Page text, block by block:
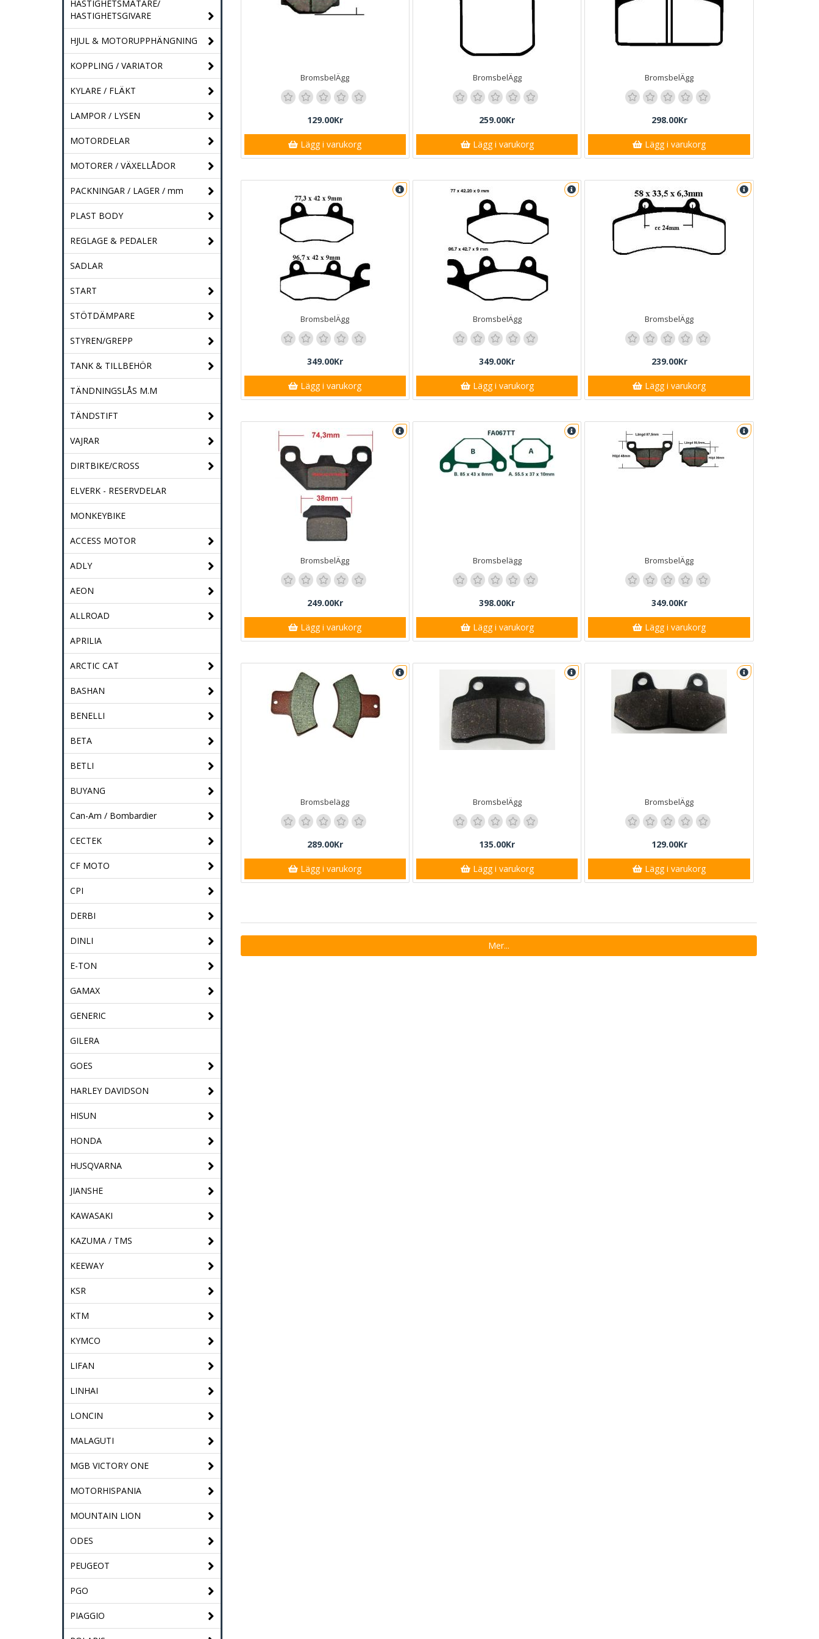
HASTIGHETSMÄTARE/
HASTIGHETSGIVARE
HJUL & MOTORUPPHÄNGNING
KOPPLING / VARIATOR
KYLARE / FLÄKT
LAMPOR / LYSEN
MOTORDELAR
MOTORER / VÄXELLÅDOR
PACKNINGAR / LAGER / mm
PLAST BODY
REGLAGE & PEDALER
SADLAR
START
STÖTDÄMPARE
STYREN/GREPP
TANK & TILLBEHÖR
TÄNDNINGSLÅS M.M
TÄNDSTIFT
VAJRAR
DIRTBIKE/CROSS
ELVERK - RESERVDELAR
MONKEYBIKE
ACCESS MOTOR
ADLY
AEON
ALLROAD
APRILIA
ARCTIC CAT
BASHAN
BENELLI
BETA
BETLI
BUYANG
Can-Am / Bombardier
CECTEK
CF MOTO
CPI
DERBI
DINLI
E-TON
GAMAX
GENERIC
GILERA
GOES
HARLEY DAVIDSON
HISUN
HONDA
HUSQVARNA
JIANSHE
KAWASAKI
KAZUMA / TMS
KEEWAY
KSR
KTM
KYMCO
LIFAN
LINHAI
LONCIN
MALAGUTI
MGB VICTORY ONE
MOTORHISPANIA
MOUNTAIN LION
ODES
PEUGEOT
PGO
PIAGGIO
BromsbelÄgg
129.00Kr
Lägg i varukorg
BromsbelÄgg
259.00Kr
Lägg i varukorg
BromsbelÄgg
298.00Kr
Lägg i varukorg
BromsbelÄgg
349.00Kr
Lägg i varukorg
BromsbelÄgg
349.00Kr
Lägg i varukorg
BromsbelÄgg
239.00Kr
Lägg i varukorg
BromsbelÄgg
249.00Kr
Lägg i varukorg
Bromsbelägg
398.00Kr
Lägg i varukorg
BromsbelÄgg
349.00Kr
Lägg i varukorg
Bromsbelägg
289.00Kr
Lägg i varukorg
BromsbelÄgg
135.00Kr
Lägg i varukorg
BromsbelÄgg
129.00Kr
Lägg i varukorg
Mer...